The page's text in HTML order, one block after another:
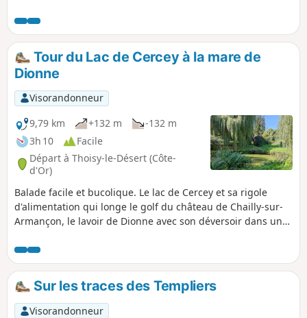
être évité (voir description). Balade agréable
ou vous pourrez croiser des biches ou des
chevreuils si vous restez discret et
observateur.
Tour du Lac de Cercey à la mare de
Dionne
Visorandonneur
9,79 km
+132 m
-132 m
3h 10
Facile
Départ à Thoisy-le-Désert (Côte-
d'Or)
Balade facile et bucolique. Le lac de Cercey et sa rigole
d'alimentation qui longe le golf du château de Chailly-sur-
Armançon, le lavoir de Dionne avec son déversoir dans une
l'habitat traditionnel.
Sur les traces des Templiers
Visorandonneur